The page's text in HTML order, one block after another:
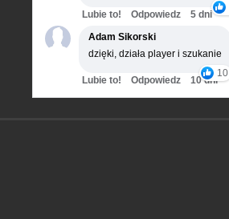
Lubie to! Odpowiedz
5 dni
Adam Sikorski
dzięki, działa player i szukanie
10
Lubie to! Odpowiedz 10 dni